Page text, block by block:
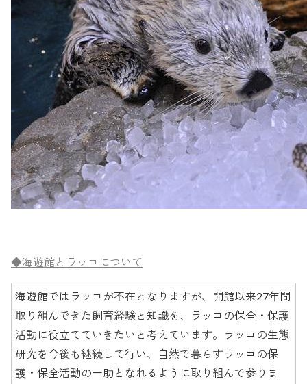
◆海遊館とラッコについて
海遊館ではラッコが不在となりますが、開館以来27年間
取り組んできた飼育経験と知識を、ラッコの保全・保護
活動に役立てていきたいと考えています。ラッコの生態
研究を今後も継続して行い、自然で暮らすラッコの保
護・保全活動の一助となれるように取り組んで参りま